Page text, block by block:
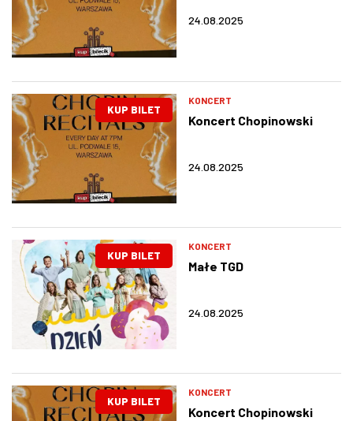
24.08.2025
KUP BILET
KONCERT
Koncert Chopinowski
24.08.2025
KUP BILET
KONCERT
Małe TGD
24.08.2025
KUP BILET
KONCERT
Koncert Chopinowski